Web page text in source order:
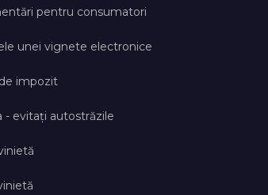
pentru consumatori
unei vignete electronice
impozit
- evitați autostrăzile